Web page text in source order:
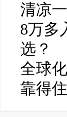
清凉
8万多
选？
全球
靠得